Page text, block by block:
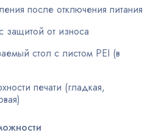
после отключения питания
защитой от износа
стол с листом PEI (в
печати (гладкая,